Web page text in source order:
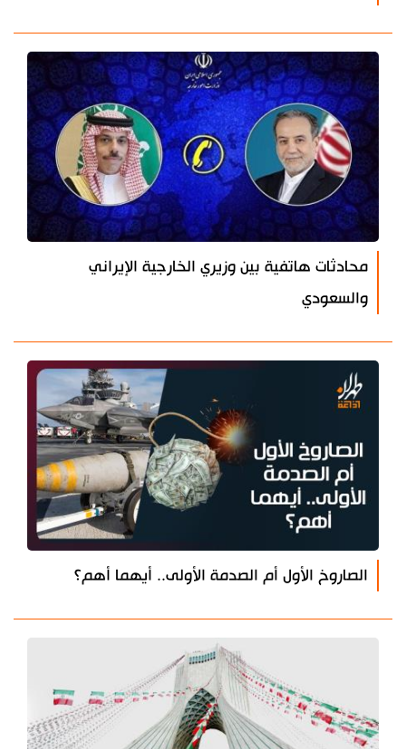
محادثات هاتفية بين وزيري الخارجية الإيراني
والسعودي
الصاروخ الأول أم الصدمة الأولى.. أيهما أهم؟